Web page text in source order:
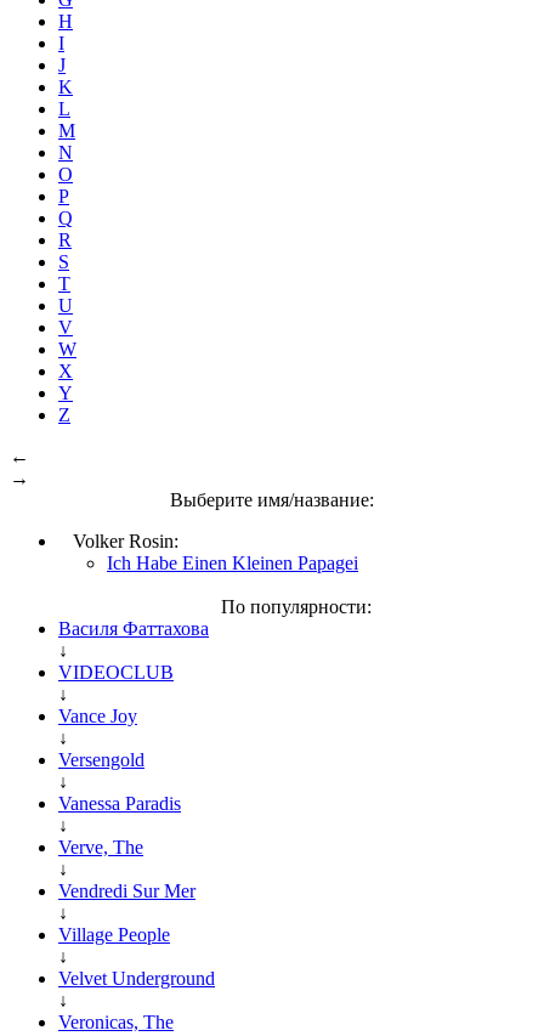
H
I
J
K
L
M
N
O
P
Q
R
S
T
U
V
W
X
Y
Z
←
→
Выберите имя/название:
Volker Rosin:
Ich Habe Einen Kleinen Papagei
По популярности:
Василя Фаттахова
↓
VIDEOCLUB
↓
Vance Joy
↓
Versengold
↓
Vanessa Paradis
↓
Verve, The
↓
Vendredi Sur Mer
↓
Village People
↓
Velvet Underground
↓
Veronicas, The